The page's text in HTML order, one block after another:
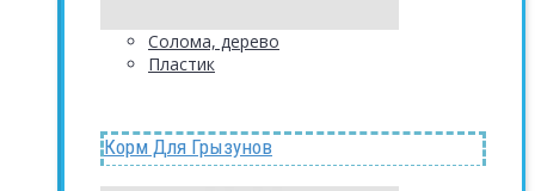
Солома, дерево
Пластик
Корм Для Грызунов